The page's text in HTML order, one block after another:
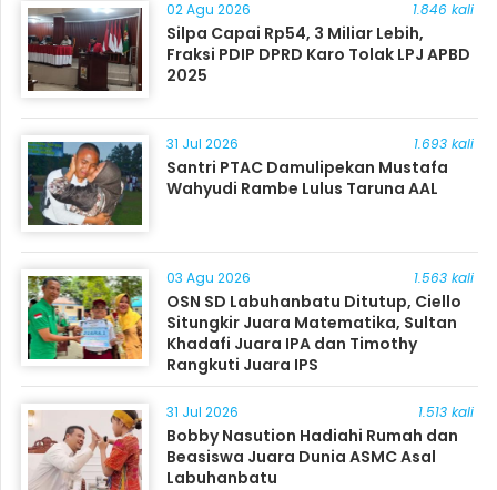
02 Agu 2026 1.846 kali
Silpa Capai Rp54, 3 Miliar Lebih,
Fraksi PDIP DPRD Karo Tolak LPJ APBD
2025
31 Jul 2026 1.693 kali
Santri PTAC Damulipekan Mustafa
Wahyudi Rambe Lulus Taruna AAL
03 Agu 2026 1.563 kali
OSN SD Labuhanbatu Ditutup, Ciello
Situngkir Juara Matematika, Sultan
Khadafi Juara IPA dan Timothy
Rangkuti Juara IPS
31 Jul 2026 1.513 kali
Bobby Nasution Hadiahi Rumah dan
Beasiswa Juara Dunia ASMC Asal
Labuhanbatu